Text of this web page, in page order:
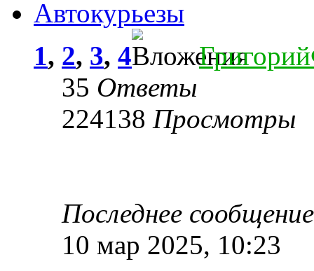
Автокурьезы
1, 2, 3, 4
35 Ответы
224138 Просмотры
Последнее
10 мар 2025, 10:23